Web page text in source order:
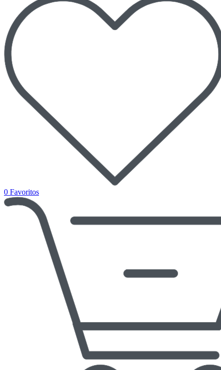
0 Favoritos